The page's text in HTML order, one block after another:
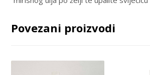
Povezani proizvodi